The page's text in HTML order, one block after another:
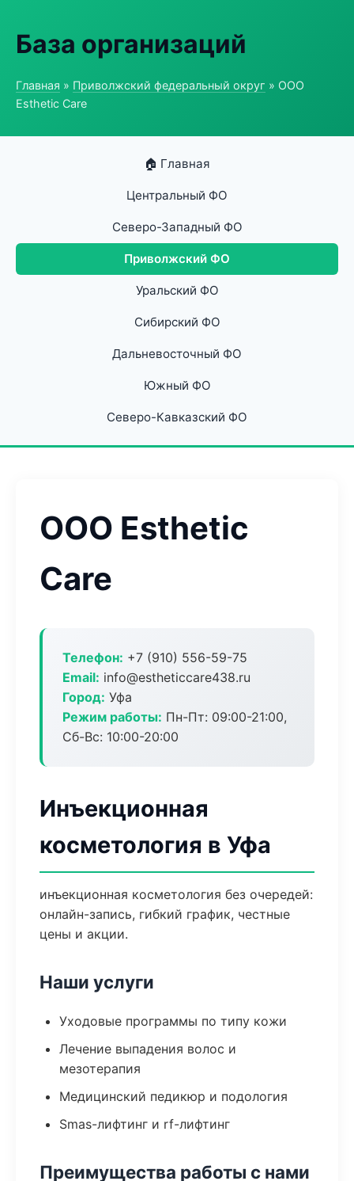
База организаций
Главная » Приволжский федеральный округ » ООО
Esthetic Care
🏠 Главная
Центральный ФО
Северо-Западный ФО
Приволжский ФО
Уральский ФО
Сибирский ФО
Дальневосточный ФО
Южный ФО
Северо-Кавказский ФО
ООО Esthetic
Care
Телефон: +7 (910) 556-59-75
Email: info@estheticcare438.ru
Город: Уфа
Режим работы: Пн-Пт: 09:00-21:00,
Сб-Вс: 10:00-20:00
Инъекционная
косметология в Уфа
инъекционная косметология без очередей:
онлайн-запись, гибкий график, честные
цены и акции.
Наши услуги
Уходовые программы по типу кожи
Лечение выпадения волос и
мезотерапия
Медицинский педикюр и подология
Smas-лифтинг и rf-лифтинг
Преимущества работы с нами